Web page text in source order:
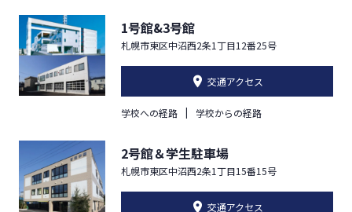
1号館&3号館
札幌市東区中沼西2条1丁目12番25号
交通アクセス
学校への経路 学校からの経路
2号館＆学生駐車場
札幌市東区中沼西2条1丁目15番15号
交通アクセス